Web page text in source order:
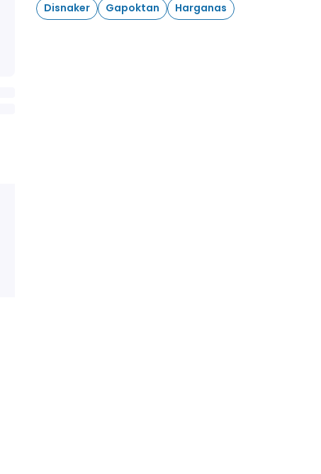
Disnaker
Gapoktan Harganas